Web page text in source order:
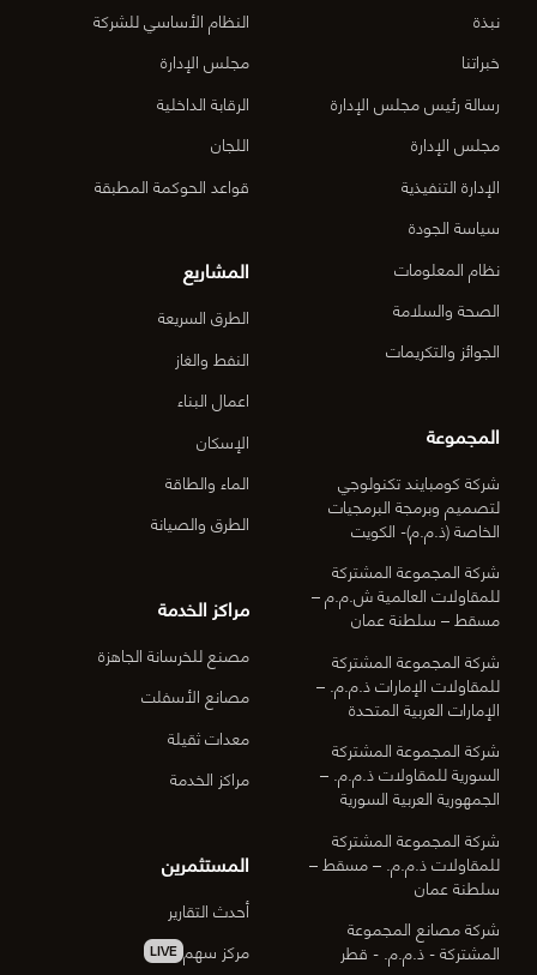
نبذة
خبراتنا
رسالة رئيس مجلس الإدارة
مجلس الإدارة
الإدارة التنفيذية
سياسة الجودة
نظام المعلومات
الصحة والسلامة
الجوائز والتكريمات
المجموعة
شركة كومبايند تكنولوجي
لتصميم وبرمجة البرمجيات
الخاصة (ذ.م.م)- الكويت
شركة المجموعة المشتركة
للمقاولات العالمية ش.م.م –
مسقط – سلطنة عمان
شركة المجموعة المشتركة
للمقاولات الإمارات ذ.م.م. –
الإمارات العربية المتحدة
شركة المجموعة المشتركة
السورية للمقاولات ذ.م.م. –
الجمهورية العربية السورية
شركة المجموعة المشتركة
للمقاولات ذ.م.م. – مسقط –
سلطنة عمان
شركة مصانع المجموعة
المشتركة - ذ.م.م. - قطر
النظام الأساسي للشركة
مجلس الإدارة
الرقابة الداخلية
اللجان
قواعد الحوكمة المطبقة
المشاريع
الطرق السريعة
النفط والغاز
اعمال البناء
الإسكان
الماء والطاقة
الطرق والصيانة
مراكز الخدمة
مصنع للخرسانة الجاهزة
مصانع الأسفلت
معدات ثقيلة
مراكز الخدمة
المستثمرين
أحدث التقارير
مركز سهم LIVE